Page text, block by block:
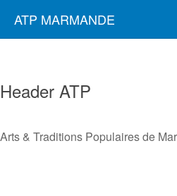
ATP MARMANDE
Header ATP
Arts & Traditions Populaires de